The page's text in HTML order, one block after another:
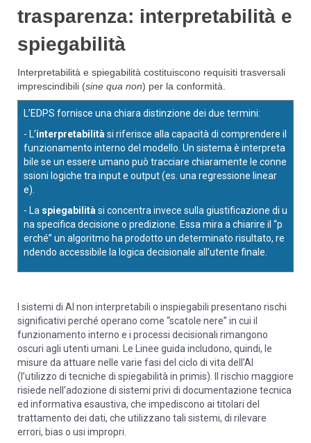
trasparenza: interpretabilità e
spiegabilità
Interpretabilità e spiegabilità costituiscono requisiti trasversali
imprescindibili (sine qua non) per la conformità.
L’EDPS fornisce una chiara distinzione dei due termini:
- L’interpretabilità si riferisce alla capacità di comprendere il
funzionamento interno del modello. Un sistema è interpreta
bile se un essere umano può tracciare chiaramente le conne
ssioni logiche tra input e output (es. una regressione linear
e).
- La spiegabilità si concentra invece sulla giustificazione di u
na specifica decisione o predizione. Essa mira a chiarire il “p
erché” un algoritmo ha prodotto un determinato risultato, re
ndendo accessibile la logica decisionale all’utente finale.
I sistemi di AI non interpretabili o inspiegabili presentano rischi
significativi perché operano come “scatole nere” in cui il
funzionamento interno e i processi decisionali rimangono
oscuri agli utenti umani. Le Linee guida includono, quindi, le
misure da attuare nelle varie fasi del ciclo di vita dell’AI
(l’utilizzo di tecniche di spiegabilità in primis). Il rischio maggiore
risiede nell’adozione di sistemi privi di documentazione tecnica
ed informativa esaustiva, che impediscono ai titolari del
trattamento dei dati, che utilizzano tali sistemi, di rilevare
errori, bias o usi impropri.